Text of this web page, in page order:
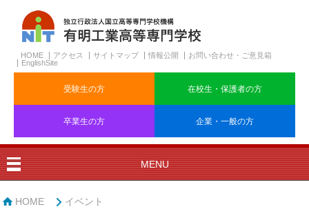
HOME アクセス サイトマップ 情報公開
お問い合わせ・ご意見箱
EnglishSite
受験生の方 在校生・保護者の方
卒業生の方 企業・一般の方
MENU
HOME イベント